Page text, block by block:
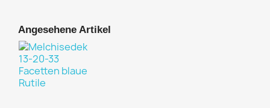
Angesehene Artikel